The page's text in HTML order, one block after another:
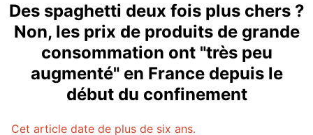
Des spaghetti deux fois plus chers ?
Non, les prix de produits de grande
consommation ont "très peu
augmenté" en France depuis le
début du confinement
Cet article date de plus de six ans.